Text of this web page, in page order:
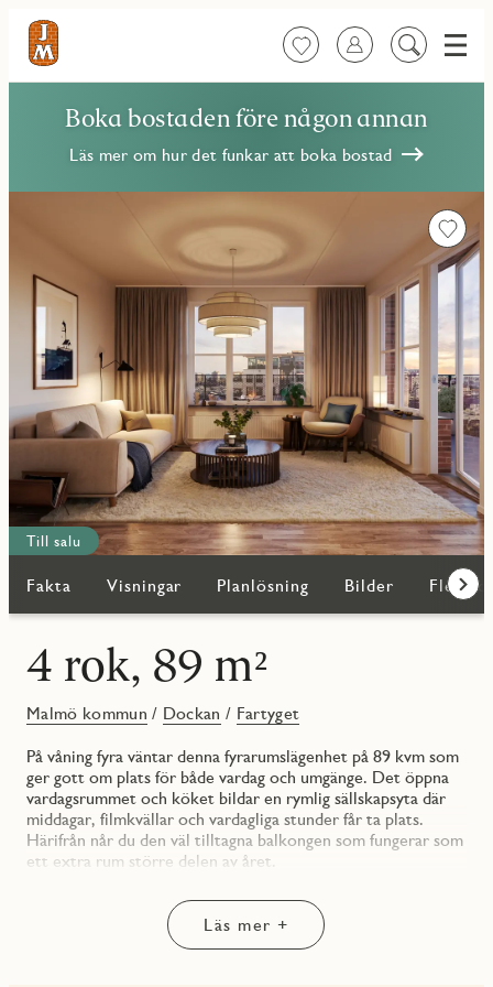
FavoriterLogga in
Sök
Meny
Boka bostaden före någon annan
Läs mer om hur det funkar att boka bostad
Till salu
Fakta Visningar Planlösning Bilder Fler
4 rok, 89 m²
Malmö kommun / Dockan / Fartyget
På våning fyra väntar denna fyrarumslägenhet på 89 kvm som
ger gott om plats för både vardag och umgänge. Det öppna
vardagsrummet och köket bildar en rymlig sällskapsyta där
middagar, filmkvällar och vardagliga stunder får ta plats.
Härifrån når du den väl tilltagna balkongen som fungerar som
ett extra rum större delen av året.
Planlösningen rymmer tre sovrum som ger flexibilitet för
familj, gästrum eller hemmakontor. Det större sovrummet
fungerar utmärkt som master bedroom medan de två mindre
Läs mer +